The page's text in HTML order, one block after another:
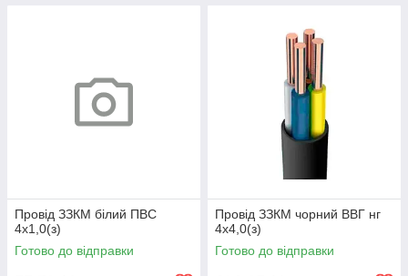
Провід ЗЗКМ білий ПВС
4х1,0(з)
Готово до відправки
Провід ЗЗКМ чорний ВВГ нг
4х4,0(з)
Готово до відправки